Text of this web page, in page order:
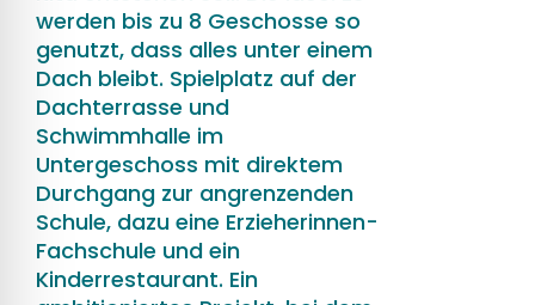
werden bis zu 8 Geschosse so
genutzt, dass alles unter einem
Dach bleibt. Spielplatz auf der
Dachterrasse und
Schwimmhalle im
Untergeschoss mit direktem
Durchgang zur angrenzenden
Schule, dazu eine Erzieherinnen-
Fachschule und ein
Kinderrestaurant. Ein